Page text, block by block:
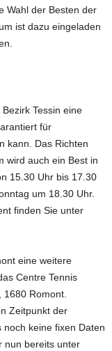
Wahl der Besten der
ist dazu eingeladen
Tessin eine
für
kann. Das Richten
wird auch ein Best in
15.30 Uhr bis 17.30
um 18.30 Uhr.
finden Sie unter
eine weitere
Centre Tennis
1680 Romont.
Zeitpunkt der
noch keine fixen Daten
nun bereits unter